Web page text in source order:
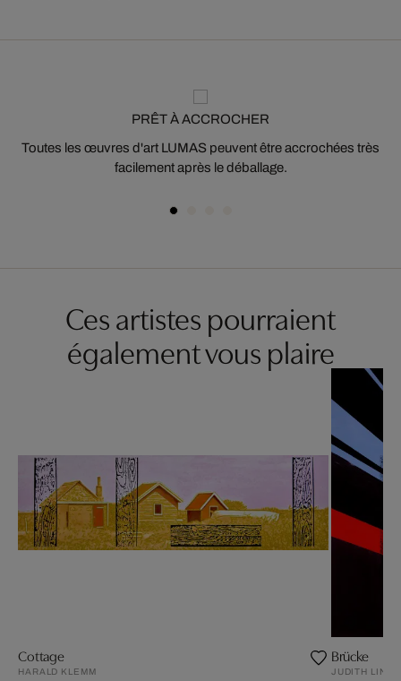
PRÊT À ACCROCHER
Toutes les œuvres d'art LUMAS peuvent être accrochées très
facilement après le déballage.
Ces artistes pourraient
également vous plaire
Cottage
HARALD KLEMM
Brücke
JUDITH